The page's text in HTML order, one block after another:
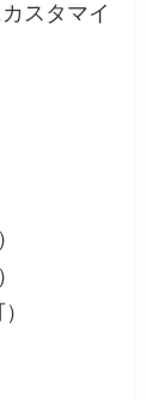
スタマイ